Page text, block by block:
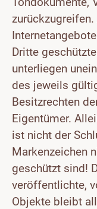
Dritte
unterliegen
des jeweils
Besitzrechten
Eigentümer.
ist nicht der
Markenzeichen
geschützt sind!
veröffentlichte,
Objekte bleibt